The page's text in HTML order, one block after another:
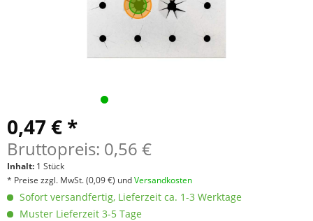
0,47 € *
Bruttopreis: 0,56 €
Inhalt: 1 Stück
* Preise zzgl. MwSt.(0,09 €) undVersandkosten
Sofort versandfertig, Lieferzeit ca. 1-3 Werktage
Muster Lieferzeit 3-5 Tage